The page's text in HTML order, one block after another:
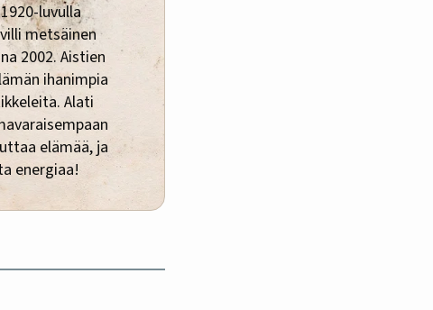
luvulla
metsäinen
2002. Aistien
ihanimpia
Alati
elämää, ja
energiaa!